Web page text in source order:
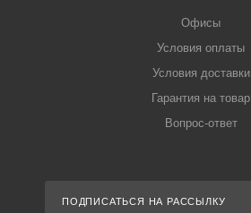
Офисы
Условия оплаты
Условия доставки
Гарантия на товар
Вопрос-ответ
ПОДПИСАТЬСЯ НА РАССЫЛКУ